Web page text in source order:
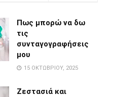
Πως μπορώ να δω
τις
συνταγογραφήσεις
μου
15 ΟΚΤΩΒΡΊΟΥ, 2025
Ζεστασιά και